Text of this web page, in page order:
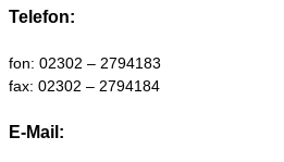
Telefon:
fon: 02302 – 2794183
fax: 02302 – 2794184
E-Mail: